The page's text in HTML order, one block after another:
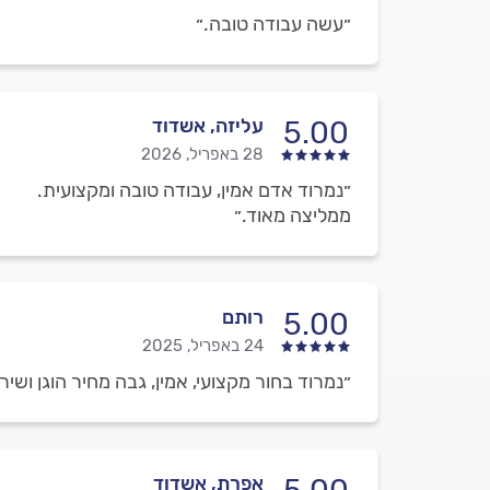
״עשה עבודה טובה.״
5.00 עליזה, אשדוד
28 באפריל, 2026
״נמרוד אדם אמין, עבודה טובה ומקצועית.
ממליצה מאוד.״
5.00 רותם
24 באפריל, 2025
״נמרוד בחור מקצועי, אמין, גבה מחיר הוגן
אפרת, אשדוד